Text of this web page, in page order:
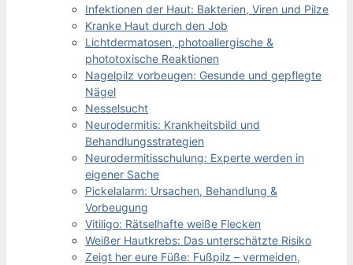
Infektionen der Haut: Bakterien, Viren und Pilze
Kranke Haut durch den Job
Lichtdermatosen, photoallergische &
phototoxische Reaktionen
Nagelpilz vorbeugen: Gesunde und gepflegte
Nägel
Nesselsucht
Neurodermitis: Krankheitsbild und
Behandlungsstrategien
Neurodermitisschulung: Experte werden in
eigener Sache
Pickelalarm: Ursachen, Behandlung &
Vorbeugung
Vitiligo: Rätselhafte weiße Flecken
Weißer Hautkrebs: Das unterschätzte Risiko
Zeigt her eure Füße: Fußpilz – vermeiden,